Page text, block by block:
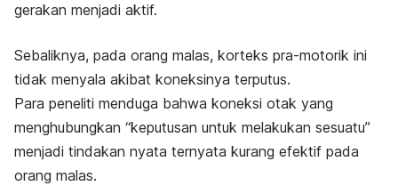
gerakan menjadi aktif.
Sebaliknya, pada orang malas, korteks pra-motorik ini
tidak menyala akibat koneksinya terputus.
Para peneliti menduga bahwa koneksi otak yang
menghubungkan “keputusan untuk melakukan sesuatu”
menjadi tindakan nyata ternyata kurang efektif pada
orang malas.